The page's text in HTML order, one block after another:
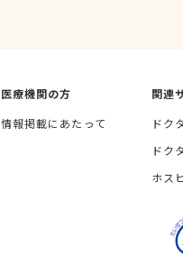
医療機関の方
情報掲載にあたって
関連
ドク
ドク
ホス